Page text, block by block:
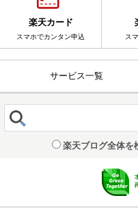
楽天カード
スマホでカンタン申込 ス
サービス一覧
楽天ブログ全体を